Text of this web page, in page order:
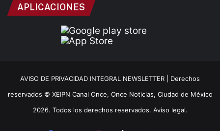
APLICACIONES
AVISO DE PRIVACIDAD INTEGRAL NEWSLETTER | Derechos
reservados © XEIPN Canal Once, Once Noticias, Ciudad de México
2026. Todos los derechos reservados. Aviso legal.